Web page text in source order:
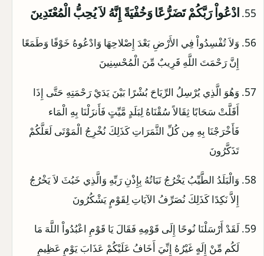
ادْعُواْ رَبَّكُمْ تَضَرُّعًا وَخُفْيَةً إِنَّهُ لاَ يُحِبُّ الْمُعْتَدِينَ
وَلاَ تُفْسِدُواْ فِي الأَرْضِ بَعْدَ إِصْلاحِهَا وَادْعُوهُ خَوْفًا وَطَمَعًا
إِنَّ رَحْمَتَ اللَّهِ قَرِيبٌ مِّنَ الْمُحْسِنِينَ
وَهُوَ الَّذِي يُرْسِلُ الرِّيَاحَ بُشْرًا بَيْنَ يَدَيْ رَحْمَتِهِ حَتَّى إِذَا
أَقَلَّتْ سَحَابًا ثِقَالاً سُقْنَاهُ لِبَلَدٍ مَّيِّتٍ فَأَنزَلْنَا بِهِ الْمَاء
فَأَخْرَجْنَا بِهِ مِن كُلِّ الثَّمَرَاتِ كَذَلِكَ نُخْرِجُ الْمَوْتَى لَعَلَّكُمْ
تَذَكَّرُونَ
وَالْبَلَدُ الطَّيِّبُ يَخْرُجُ نَبَاتُهُ بِإِذْنِ رَبِّهِ وَالَّذِي خَبُثَ لاَ يَخْرُجُ
إِلاَّ نَكِدًا كَذَلِكَ نُصَرِّفُ الآيَاتِ لِقَوْمٍ يَشْكُرُونَ
لَقَدْ أَرْسَلْنَا نُوحًا إِلَى قَوْمِهِ فَقَالَ يَا قَوْمِ اعْبُدُواْ اللَّهَ مَا
لَكُم مِّنْ إِلَهٍ غَيْرُهُ إِنِّيَ أَخَافُ عَلَيْكُمْ عَذَابَ يَوْمٍ عَظِيمٍ